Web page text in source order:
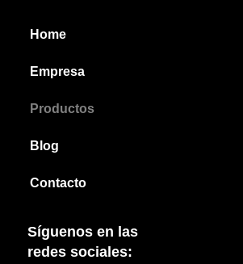
Home
Empresa
Productos
Blog
Contacto
Síguenos en las
redes sociales: